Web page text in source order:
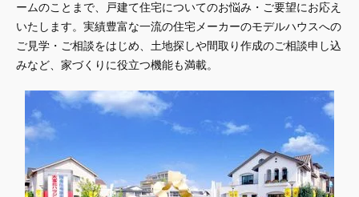
ームのことまで、戸建て住宅についてのお悩み・ご要望にお応え
いたします。実績豊富な一流の住宅メーカーのモデルハウスへの
ご見学・ご相談をはじめ、土地探しや間取り作成のご相談申し込
みなど、家づくりに役立つ機能も満載。